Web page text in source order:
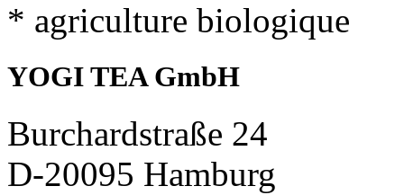
* agriculture biologique
YOGI TEA GmbH
Burchardstraße 24
D-20095 Hamburg